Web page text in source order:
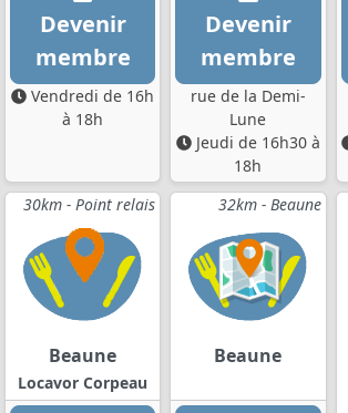
Devenir
membre
Vendredi de 16h
à 18h
Devenir
membre
rue de la Demi-
Lune
Jeudi de 16h30 à
18h
30km - Point relais
Beaune
Locavor Corpeau
32km - Beaune
Beaune